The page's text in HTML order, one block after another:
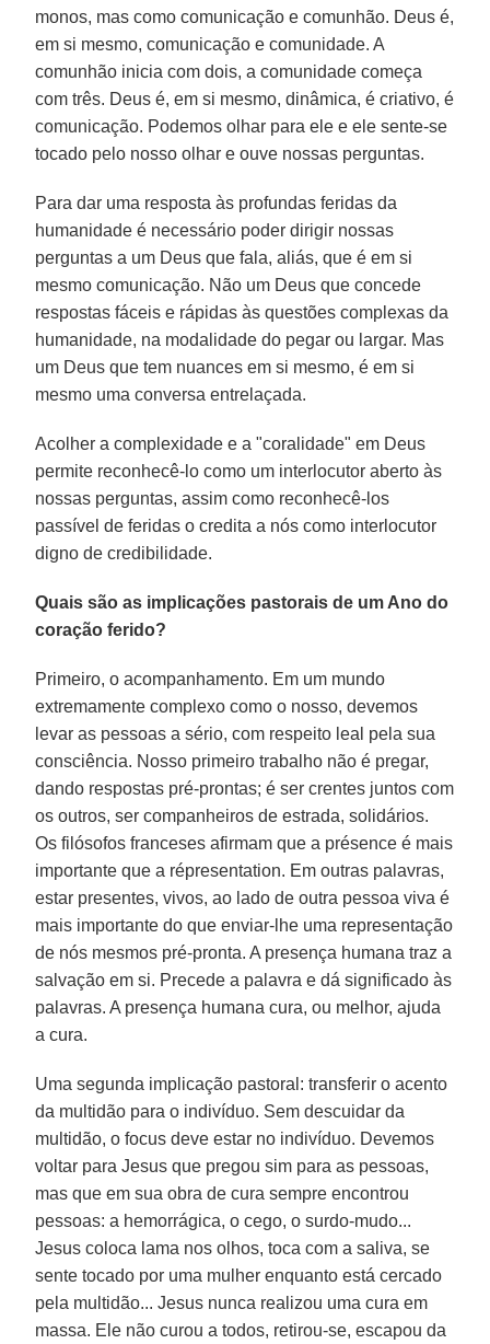
monos, mas como comunicação e comunhão. Deus é,
em si mesmo, comunicação e comunidade. A
comunhão inicia com dois, a comunidade começa
com três. Deus é, em si mesmo, dinâmica, é criativo, é
comunicação. Podemos olhar para ele e ele sente-se
tocado pelo nosso olhar e ouve nossas perguntas.
Para dar uma resposta às profundas feridas da
humanidade é necessário poder dirigir nossas
perguntas a um Deus que fala, aliás, que é em si
mesmo comunicação. Não um Deus que concede
respostas fáceis e rápidas às questões complexas da
humanidade, na modalidade do pegar ou largar. Mas
um Deus que tem nuances em si mesmo, é em si
mesmo uma conversa entrelaçada.
Acolher a complexidade e a "coralidade" em Deus
permite reconhecê-lo como um interlocutor aberto às
nossas perguntas, assim como reconhecê-los
passível de feridas o credita a nós como interlocutor
digno de credibilidade.
Quais são as implicações pastorais de um Ano do
coração ferido?
Primeiro, o acompanhamento. Em um mundo
extremamente complexo como o nosso, devemos
levar as pessoas a sério, com respeito leal pela sua
consciência. Nosso primeiro trabalho não é pregar,
dando respostas pré-prontas; é ser crentes juntos com
os outros, ser companheiros de estrada, solidários.
Os filósofos franceses afirmam que a présence é mais
importante que a répresentation. Em outras palavras,
estar presentes, vivos, ao lado de outra pessoa viva é
mais importante do que enviar-lhe uma representação
de nós mesmos pré-pronta. A presença humana traz a
salvação em si. Precede a palavra e dá significado às
palavras. A presença humana cura, ou melhor, ajuda
a cura.
Uma segunda implicação pastoral: transferir o acento
da multidão para o indivíduo. Sem descuidar da
multidão, o focus deve estar no indivíduo. Devemos
voltar para Jesus que pregou sim para as pessoas,
mas que em sua obra de cura sempre encontrou
pessoas: a hemorrágica, o cego, o surdo-mudo...
Jesus coloca lama nos olhos, toca com a saliva, se
sente tocado por uma mulher enquanto está cercado
pela multidão... Jesus nunca realizou uma cura em
massa. Ele não curou a todos, retirou-se, escapou da